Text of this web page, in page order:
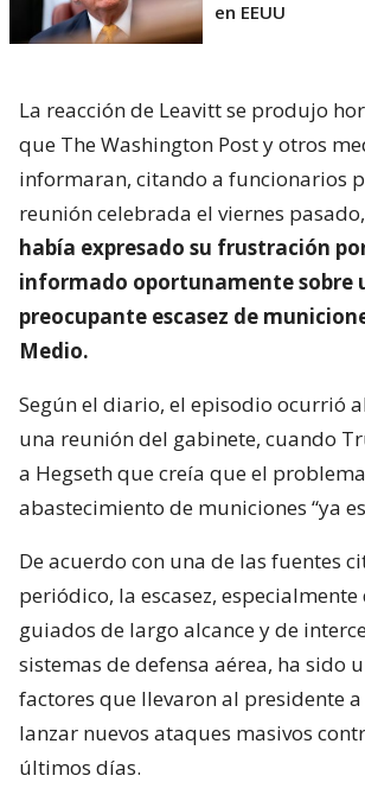
en EEUU
La reacción de Leavitt se produjo
que The Washington Post y otros
informaran, citando a funcionarios
reunión celebrada el viernes
había expresado su frustración
informado oportunamente sobre
preocupante escasez de
Medio.
Según el diario, el episodio ocurrió
una reunión del gabinete, cuando
a Hegseth que creía que el
abastecimiento de municiones “ya
De acuerdo con una de las fuentes
periódico, la escasez,
guiados de largo alcance y de
sistemas de defensa aérea, ha sido
factores que llevaron al presidente
lanzar nuevos ataques masivos
últimos días.